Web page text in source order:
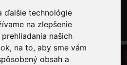
ďalšie technológie
na zlepšenie
našich
na to, aby sme vám
obsah a
0